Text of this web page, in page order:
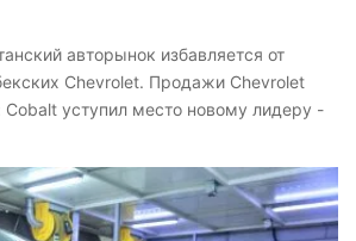
авторынок избавляется от
Chevrolet. Продажи Chevrolet
Cobalt уступил место новому лидеру -